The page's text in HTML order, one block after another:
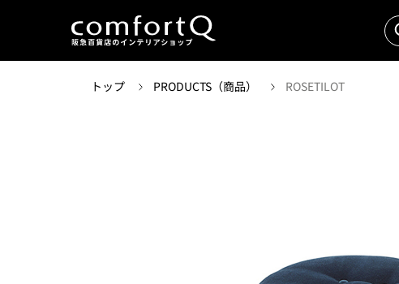
トップ PRODUCTS（商品） ROSETILOT